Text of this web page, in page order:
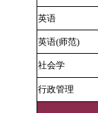
英语
英语(师范)
社会学
行政管理